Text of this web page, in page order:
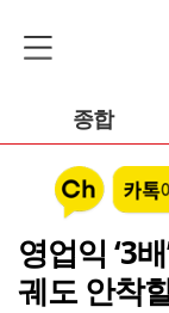
종합
영업익 ‘3
궤도 안착